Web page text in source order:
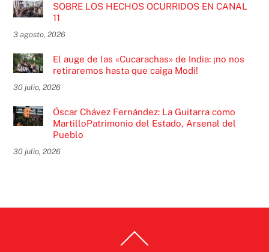
SOBRE LOS HECHOS OCURRIDOS EN CANAL
11
3 agosto, 2026
El auge de las «Cucarachas» de India: ¡no nos
retiraremos hasta que caiga Modi!
30 julio, 2026
Óscar Chávez Fernández: La Guitarra como
MartilloPatrimonio del Estado, Arsenal del
Pueblo
30 julio, 2026
To